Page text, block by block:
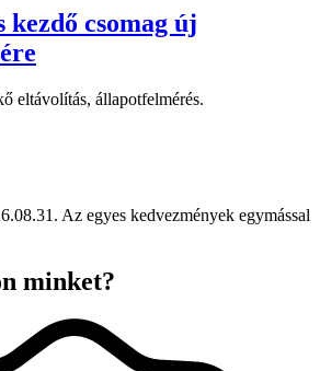
kezdő csomag új
eltávolítás, állapotfelmérés.
Az egyes kedvezmények egymással
minket?